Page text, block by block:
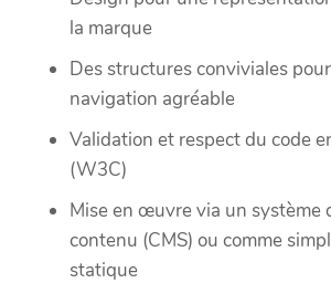
la marque
Des structures conviviales
navigation agréable
Validation et respect du code
(W3C)
Mise en œuvre via un système
contenu (CMS) ou comme
statique